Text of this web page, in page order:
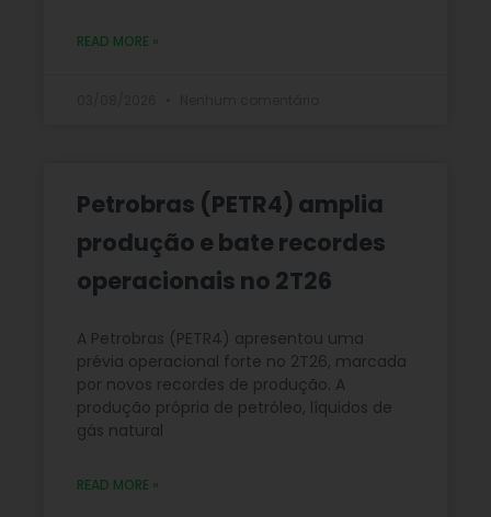
READ MORE »
Petrobras (PETR4) amplia
produção e bate recordes
operacionais no 2T26
A Petrobras (PETR4) apresentou uma
prévia operacional forte no 2T26, marcada
por novos recordes de produção. A
produção própria de petróleo, líquidos de
gás natural
READ MORE »